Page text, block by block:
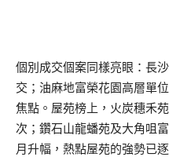
個別成交個案同樣亮眼：長
交；油麻地富榮花園高層單
焦點。屋苑榜上，火炭穗禾
次；鑽石山龍蟠苑及大角咀
月升幅，熱點屋苑的強勢已